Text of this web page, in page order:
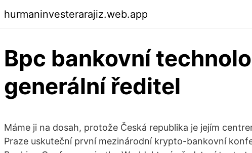
hurmaninvesterarajiz.web.app
Bpc bankovní
generální ředitel
Máme ji na dosah, protože Česká republika je jejím
Praze uskuteční první mezinárodní krypto-bankovní